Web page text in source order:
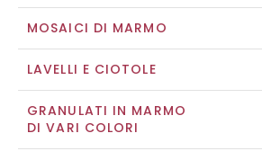
MOSAICI DI MARMO
LAVELLI E CIOTOLE
GRANULATI IN MARMO
DI VARI COLORI